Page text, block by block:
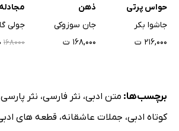
حواس پرتی
جاشوا بکر
۲۱۶,۰۰۰ ت
ذهن
جان سوزوکی
۱۶۸,۰۰۰ ت
جولی
۱۶۸۰۰۰
برچسب‌ها: متن ادبی، نثر فارسی، نثر پارسی
کوتاه ادبی، جملات عاشقانه، قطعه های